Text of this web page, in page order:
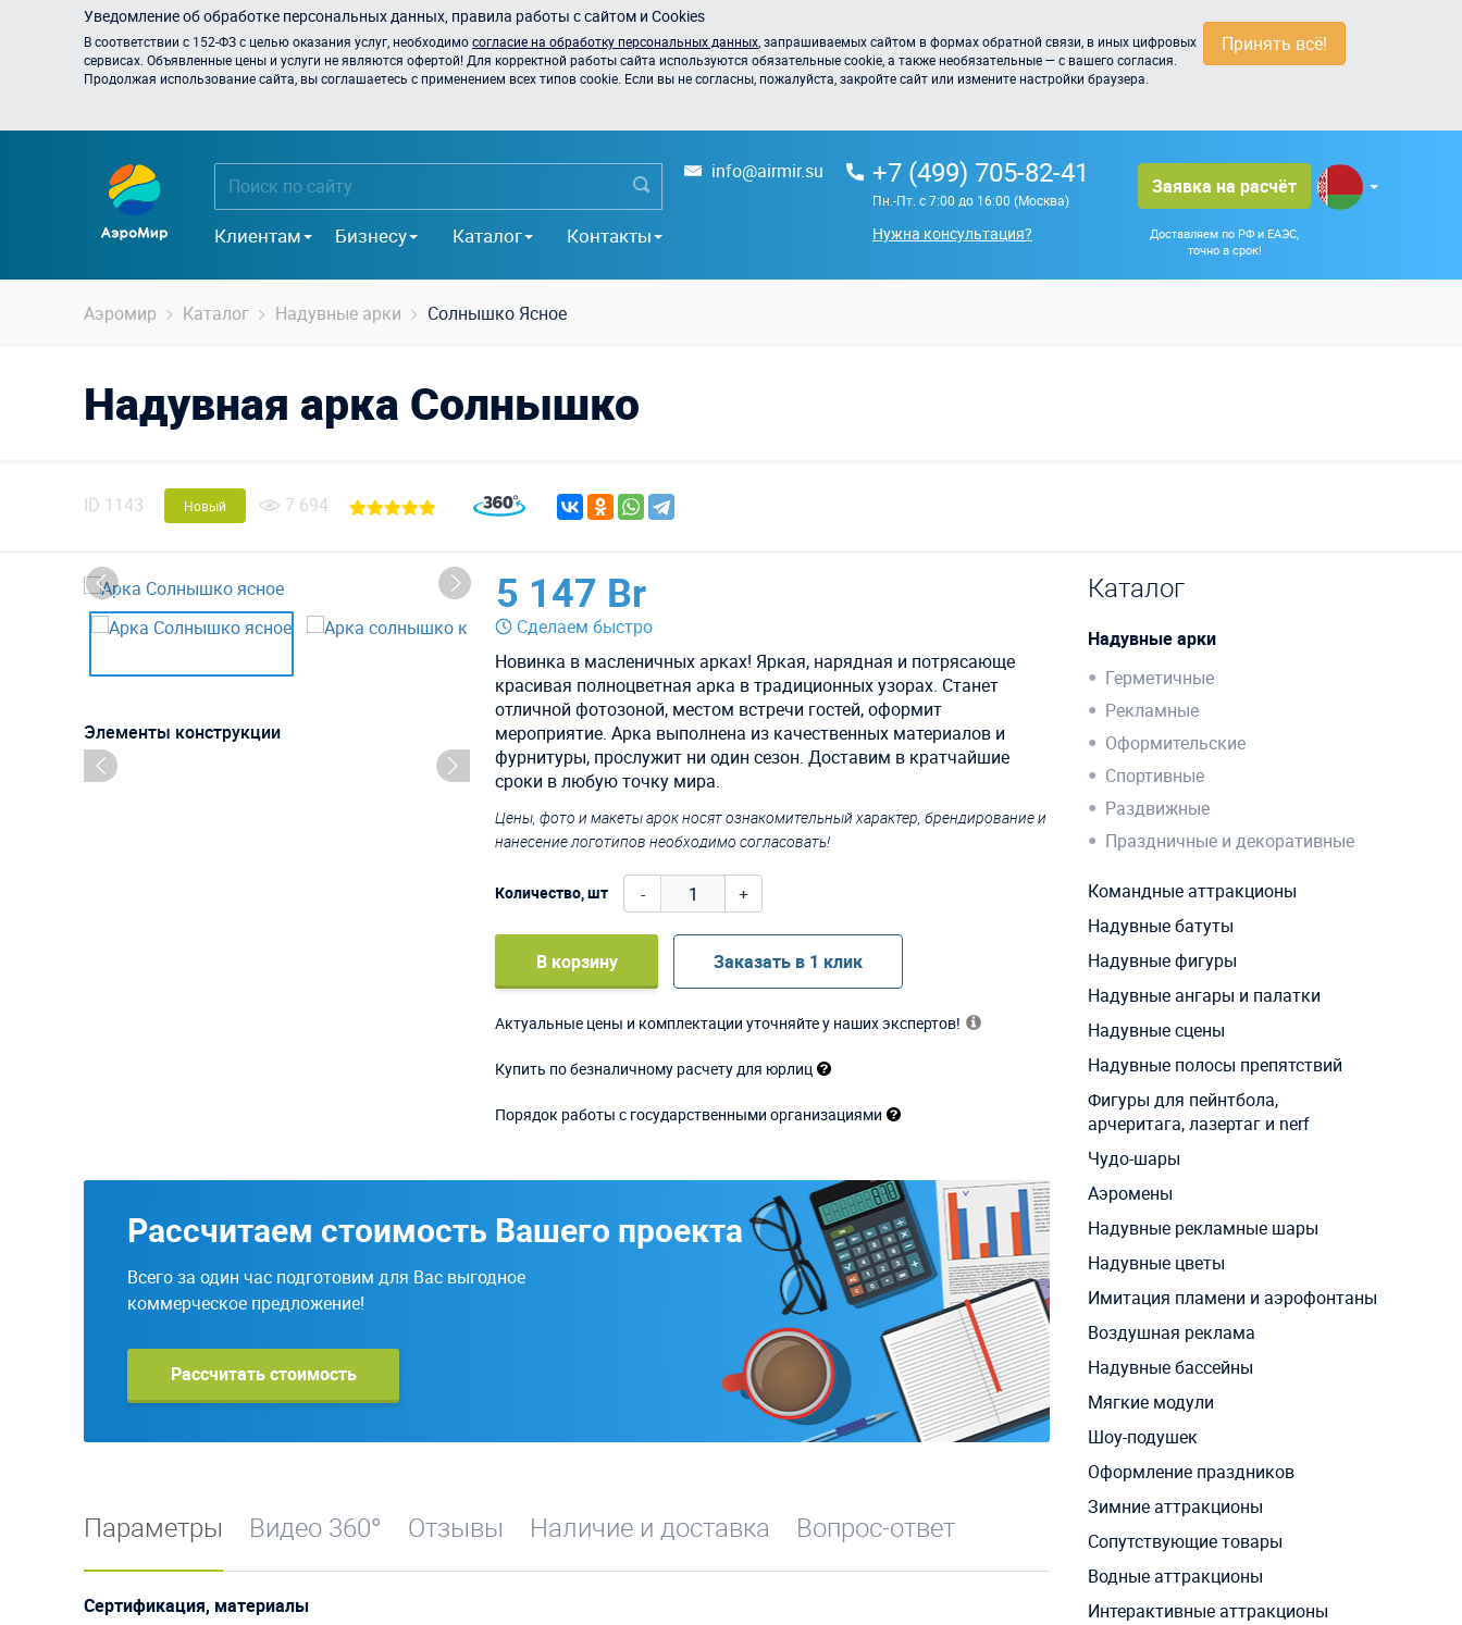
Принять всё!
Уведомление об обработке персональных данных, правила работы с сайтом и Cookies
В соответствии с 152-ФЗ с целью оказания услуг, необходимосогласие на обработку персональных данных , запрашиваемых сайтом в формах обратной связи, в иных цифровых
сервисах. Объявленные цены и услуги не являются офертой! Для корректной работы сайта используются обязательные cookie, а также необязательные — с вашего согласия.
Продолжая использование сайта, вы соглашаетесь с применением всех типов cookie. Если вы не согласны, пожалуйста, закройте сайт или измените настройки браузера.
Клиентам Бизнесу Каталог Контакты
info@airmir.su +7 (499) 705-82-41
Пн.-Пт. с 7:00 до 16:00 (Москва)
Нужна консультация?
Заявка на расчёт
Доставляем по РФ и ЕАЭС,
точно в срок!
Аэромир Каталог Надувные арки Солнышко Ясное
Надувная арка Солнышко
ID 1143 Новый 7 694
Элементы конструкции
5 147 Br
Сделаем быстро
Новинка в масленичных арках! Яркая, нарядная и потрясающе
красивая полноцветная арка в традиционных узорах. Станет
отличной фотозоной, местом встречи гостей, оформит
мероприятие. Арка выполнена из качественных материалов и
фурнитуры, прослужит ни один сезон. Доставим в кратчайшие
сроки в любую точку мира.
Цены, фото и макеты арок носят ознакомительный характер, брендирование и
нанесение логотипов необходимо согласовать!
Количество, шт - +
В корзину Заказать в 1 клик
Актуальные цены и комплектации уточняйте у наших экспертов!
Купить по безналичному расчету для юрлиц
Порядок работы с государственными организациями
Рассчитаем стоимость Вашего проекта
Всего за один час подготовим для Вас выгодное
коммерческое предложение!
Рассчитать стоимость
Параметры Видео 360° Отзывы Наличие и доставка Вопрос-ответ
Сертификация, материалы
Каталог
Надувные арки
Герметичные
Рекламные
Оформительские
Спортивные
Раздвижные
Праздничные и декоративные
Командные аттракционы
Надувные батуты
Надувные фигуры
Надувные ангары и палатки
Надувные сцены
Надувные полосы препятствий
Фигуры для пейнтбола,
арчеритага, лазертаг и nerf
Чудо-шары
Аэромены
Надувные рекламные шары
Надувные цветы
Имитация пламени и аэрофонтаны
Воздушная реклама
Надувные бассейны
Мягкие модули
Шоу-подушек
Оформление праздников
Зимние аттракционы
Сопутствующие товары
Водные аттракционы
Интерактивные аттракционы